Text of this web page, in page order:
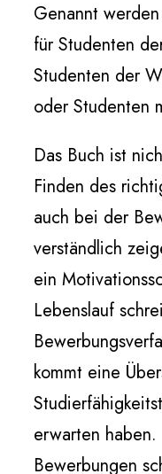
Genannt
für Studenten
Studenten der
oder Studenten
Das Buch ist
Finden des
auch bei der
verständlich
ein
Lebenslauf
kommt eine
erwarten
Bewerbungen